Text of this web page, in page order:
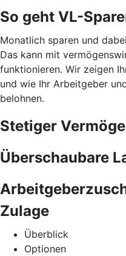
So geht VL-
Monatlich sparen und
Das kann mit
funktionieren. Wir zeigen
und wie Ihr Arbeitgeber
belohnen.
Stetiger
Überschaubare
Zulage
Überblick
Optionen